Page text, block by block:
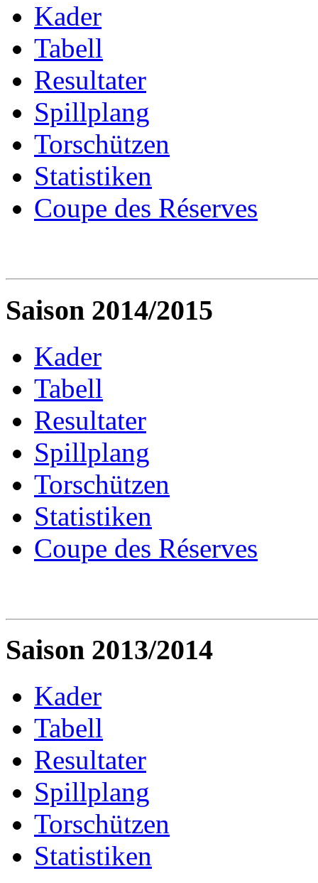
Kader
Tabell
Resultater
Spillplang
Torschützen
Statistiken
Coupe des Réserves
Saison 2014/2015
Kader
Tabell
Resultater
Spillplang
Torschützen
Statistiken
Coupe des Réserves
Saison 2013/2014
Kader
Tabell
Resultater
Spillplang
Torschützen
Statistiken